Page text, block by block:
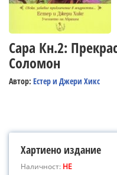
Сара Кн.2:
Соломон
Автор: Естер и Джери Хикс
Хартиено издание
Наличност: НЕ